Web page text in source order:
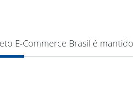
E-Commerce Brasil é